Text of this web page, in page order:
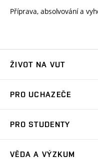
Příprava, absolvování a
ŽIVOT NA VUT
Koleje
Sport na VUT
PRO UCHAZEČE
Dny otevřených dveří
PRO STUDENTY
VĚDA A VÝZKUM